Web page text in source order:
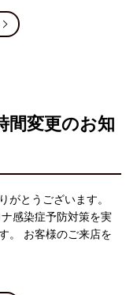
変更のお知
がとうございます。
感染症予防対策を実
。 お客様のご来店を